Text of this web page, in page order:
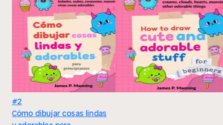
#2
Cómo dibujar cosas lindas